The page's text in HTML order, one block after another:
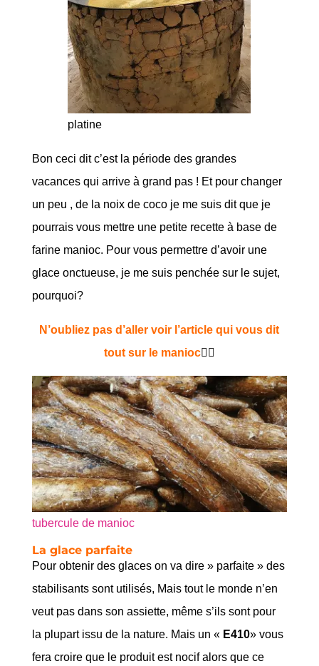
platine
Bon ceci dit c’est la période des grandes
vacances qui arrive à grand pas ! Et pour changer
un peu , de la noix de coco je me suis dit que je
pourrais vous mettre une petite recette à base de
farine manioc. Pour vous permettre d’avoir une
glace onctueuse, je me suis penchée sur le sujet,
pourquoi?
N’oubliez pas d’aller voir l’article qui vous dit
tout sur le manioc👇🏾
tubercule de manioc
La glace parfaite
Pour obtenir des glaces on va dire » parfaite » des
stabilisants sont utilisés, Mais tout le monde n’en
veut pas dans son assiette, même s’ils sont pour
la plupart issu de la nature. Mais un « E410» vous
fera croire que le produit est nocif alors que ce